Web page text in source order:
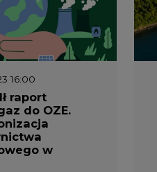
16:00
raport
do OZE.
w